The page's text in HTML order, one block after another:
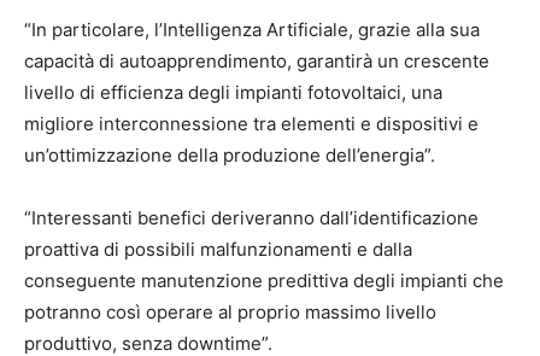
“In particolare, l’Intelligenza Artificiale, grazie alla sua
capacità di autoapprendimento, garantirà un crescente
livello di efficienza degli impianti fotovoltaici, una
migliore interconnessione tra elementi e dispositivi e
un’ottimizzazione della produzione dell’energia”.
“Interessanti benefici deriveranno dall’identificazione
proattiva di possibili malfunzionamenti e dalla
conseguente manutenzione predittiva degli impianti che
potranno così operare al proprio massimo livello
produttivo, senza downtime”.